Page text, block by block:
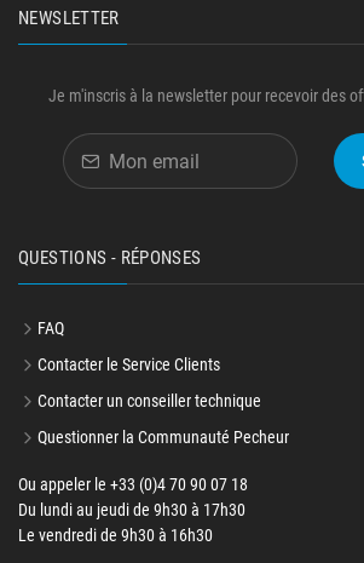
NEWSLETTER
Je m'inscris à la newsletter pour recevoir des
QUESTIONS - RÉPONSES
FAQ
Contacter le Service Clients
Contacter un conseiller technique
Questionner la Communauté Pecheur
Ou appeler le +33 (0)4 70 90 07 18
Du lundi au jeudi de 9h30 à 17h30
Le vendredi de 9h30 à 16h30